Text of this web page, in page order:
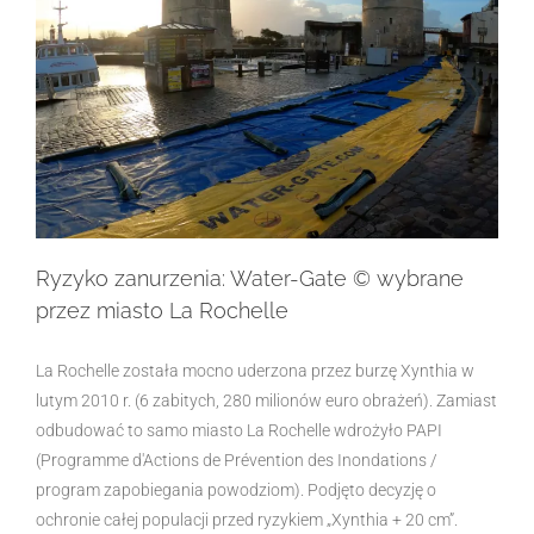
Ryzyko zanurzenia: Water-Gate © wybrane
przez miasto La Rochelle
La Rochelle została mocno uderzona przez burzę Xynthia w
lutym 2010 r. (6 zabitych, 280 milionów euro obrażeń). Zamiast
odbudować to samo miasto La Rochelle wdrożyło PAPI
(Programme d'Actions de Prévention des Inondations /
program zapobiegania powodziom). Podjęto decyzję o
ochronie całej populacji przed ryzykiem „Xynthia + 20 cm”.